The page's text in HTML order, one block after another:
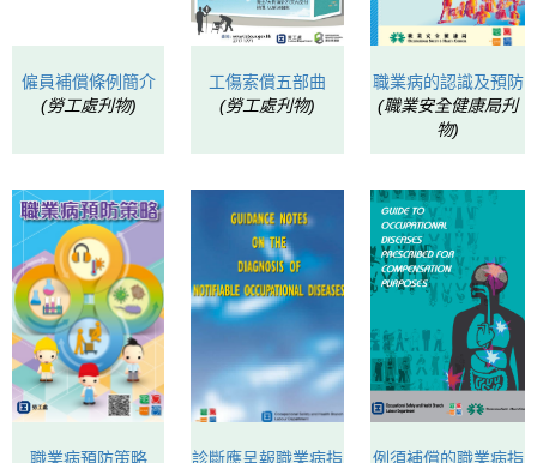
僱員補償條例簡介
(勞工處刋物)
工傷索償五部曲
(勞工處刋物)
職業病的認識及預防
(職業安全健康局刋
物)
職業病預防策略
診斷應呈報職業病指
例須補償的職業病指